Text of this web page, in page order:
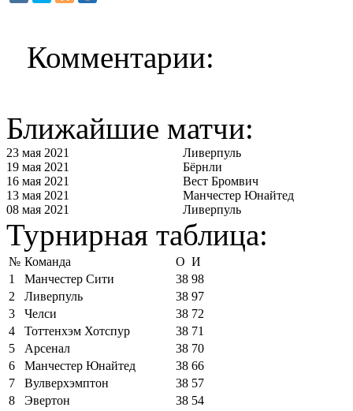
Комментарии:
Ближайшие матчи:
23 мая 2021
Ливерпуль
19 мая 2021
Бёрнли
16 мая 2021
Вест Бромвич
13 мая 2021
Манчестер Юнайтед
08 мая 2021
Ливерпуль
Турнирная таблица:
№ Команда О И
1
Манчестер Сити 38 98
2
Ливерпуль 38 97
3
Челси 38 72
4
Тоттенхэм Хотспур 38 71
5
Арсенал 38 70
6
Манчестер Юнайтед 38 66
7
Вулверхэмптон 38 57
8
Эвертон 38 54